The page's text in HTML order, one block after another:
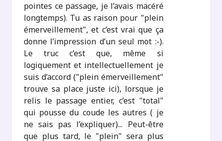
pointes ce passage, je l’avais macéré
longtemps). Tu as raison pour "plein
émerveillement", et c’est vrai que ça
donne l’impression d’un seul mot :-).
Le truc c’est que, même si
logiquement et intellectuellement je
suis d’accord ("plein émerveillement"
trouve sa place juste ici), lorsque je
relis le passage entier, c’est "total"
qui pousse du coude les autres ( je
ne sais pas l’expliquer)... Peut-être
que plus tard, le "plein" sera plus